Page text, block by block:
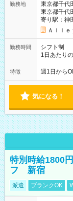
勤務地
東京都千代
東京都千代
寄り駅：神
Ａｌｌｅ
勤務時間
シフト制
1日あたり
実働時間：
能！ └平日
18:00
特徴 週1日から
気になる！
特別時給1800
フ 新宿
派遣 ブランクOK